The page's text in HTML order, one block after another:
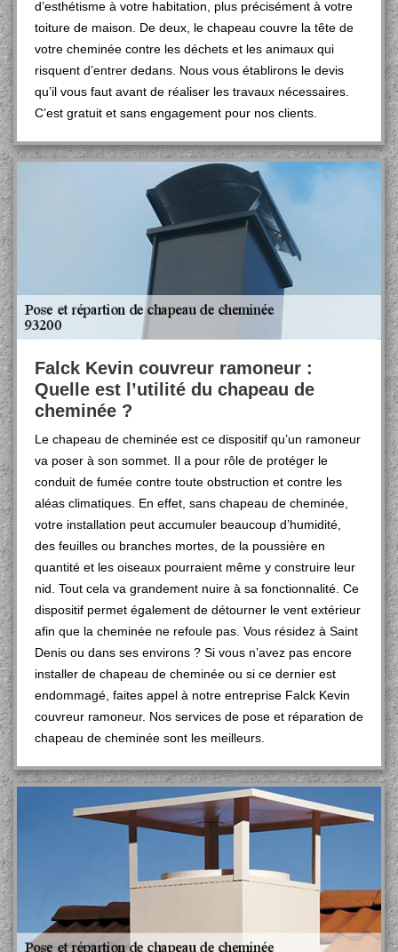
d’esthétisme à votre habitation, plus précisément à votre
toiture de maison. De deux, le chapeau couvre la tête de
votre cheminée contre les déchets et les animaux qui
risquent d’entrer dedans. Nous vous établirons le devis
qu’il vous faut avant de réaliser les travaux nécessaires.
C’est gratuit et sans engagement pour nos clients.
Falck Kevin couvreur ramoneur :
Quelle est l’utilité du chapeau de
cheminée ?
Le chapeau de cheminée est ce dispositif qu’un ramoneur
va poser à son sommet. Il a pour rôle de protéger le
conduit de fumée contre toute obstruction et contre les
aléas climatiques. En effet, sans chapeau de cheminée,
votre installation peut accumuler beaucoup d’humidité,
des feuilles ou branches mortes, de la poussière en
quantité et les oiseaux pourraient même y construire leur
nid. Tout cela va grandement nuire à sa fonctionnalité. Ce
dispositif permet également de détourner le vent extérieur
afin que la cheminée ne refoule pas. Vous résidez à Saint
Denis ou dans ses environs ? Si vous n’avez pas encore
installer de chapeau de cheminée ou si ce dernier est
endommagé, faites appel à notre entreprise Falck Kevin
couvreur ramoneur. Nos services de pose et réparation de
chapeau de cheminée sont les meilleurs.